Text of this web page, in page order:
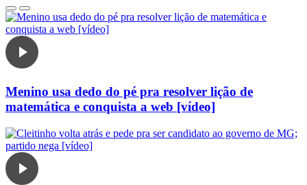
Menino usa dedo do pé pra resolver lição de
matemática e conquista a web [vídeo]